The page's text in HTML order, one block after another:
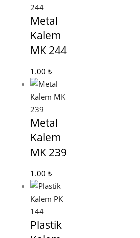
Metal
Kalem
MK 244
1.00 ₺
Metal
Kalem
MK 239
1.00 ₺
Plastik